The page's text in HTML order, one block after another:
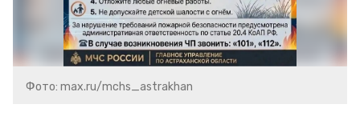
Фото: max.ru/mchs_astrakhan